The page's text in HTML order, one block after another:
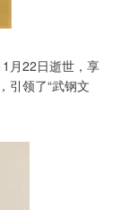
月22日逝世，享
引领了“武钢文